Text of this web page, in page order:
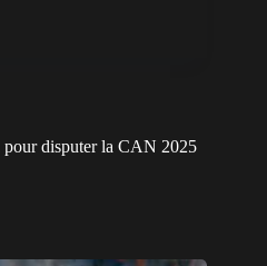
disputer la CAN 2025